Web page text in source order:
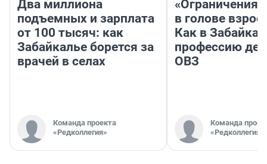
Два миллиона
подъемных и зарплата
от 100 тысяч: как
Забайкалье борется за
врачей в селах
Команда проекта
«Редколлегия»
«Ограничения
в голове
Как в
профессию
ОВЗ
Команда
«Редколлегия»